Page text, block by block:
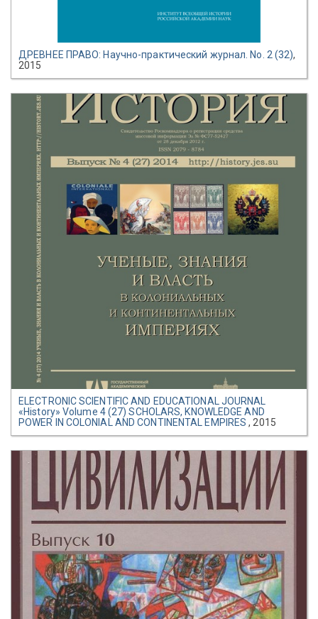
ДРЕВНЕЕ ПРАВО: Научно-практический журнал. No. 2 (32),
2015
ELECTRONIC SCIENTIFIC AND EDUCATIONAL JOURNAL
«History» Volume 4 (27) SCHOLARS, KNOWLEDGE AND
POWER IN COLONIAL AND CONTINENTAL EMPIRES, 2015